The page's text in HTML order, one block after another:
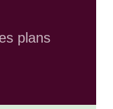
plans